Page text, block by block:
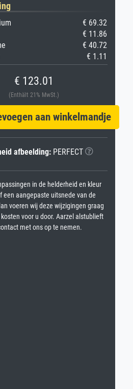
€ 69.32
€ 11.86
€ 40.72
€ 1.11
€ 123.01
(Enthält 21% MwSt.)
aan winkelmandje
afbeelding:PERFECT
in de helderheid en kleur
een aangepaste uitsnede van de
voeren wij deze wijzigingen graag
voor u door. Aarzel alstublieft
met ons op te nemen.